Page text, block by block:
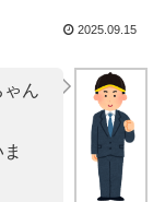
2025.09.15
ん